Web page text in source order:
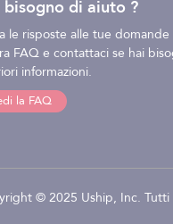
bisogno di aiuto ?
le risposte alle tue domande
FAQ e contattaci se hai
informazioni.
la FAQ
© 2025 Uship, Inc. Tutti